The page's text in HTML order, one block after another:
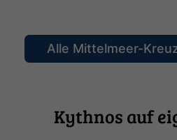
Alle Mittelmeer-
Kythnos auf